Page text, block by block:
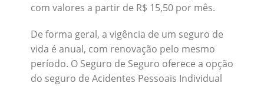
com valores a partir de R$ 15,50 por mês.
De forma geral, a vigência de um seguro de
vida é anual, com renovação pelo mesmo
período. O Seguro de Seguro oferece a opção
do seguro de Acidentes Pessoais Individual